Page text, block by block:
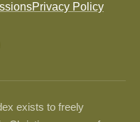
Privacy Policy
exists to freely